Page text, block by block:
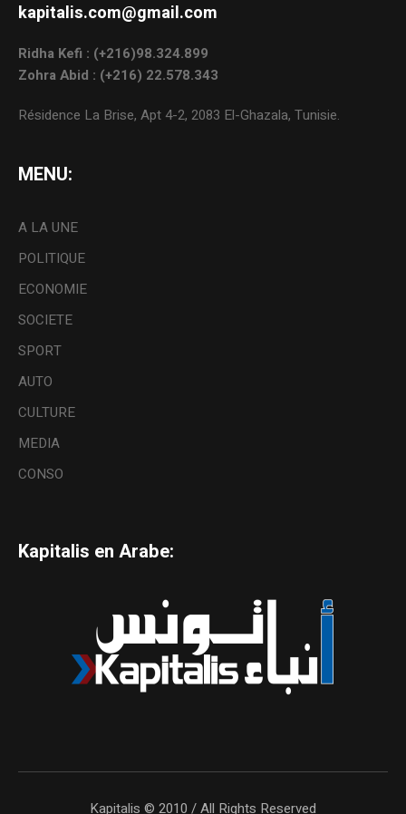
kapitalis.com@gmail.com
Ridha Kefi : (+216)98.324.899
Zohra Abid : (+216) 22.578.343
Résidence La Brise, Apt 4-2, 2083 El-Ghazala, Tunisie.
MENU:
A LA UNE
POLITIQUE
ECONOMIE
SOCIETE
SPORT
AUTO
CULTURE
MEDIA
CONSO
Kapitalis en Arabe:
Kapitalis © 2010 / All Rights Reserved